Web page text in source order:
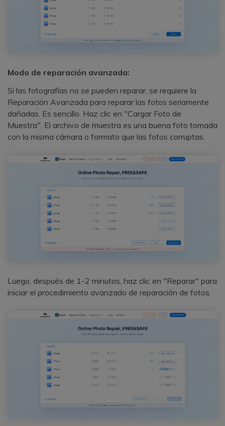
Modo de reparación avanzada:
Si las fotografías no se pueden reparar, se requiere la
Reparación Avanzada para reparar las fotos seriamente
dañadas. Es sencillo. Haz clic en "Cargar Foto de
Muestra". El archivo de muestra es una buena foto tomada
con la misma cámara o formato que las fotos corruptas.
Luego, después de 1-2 minutos, haz clic en "Reparar" para
iniciar el procedimiento avanzado de reparación de fotos.